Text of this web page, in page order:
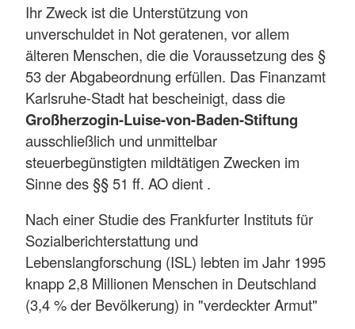
Ihr Zweck ist die Unterstützung von
unverschuldet in Not geratenen, vor allem
älteren Menschen, die die Voraussetzung des §
53 der Abgabeordnung erfüllen. Das Finanzamt
Karlsruhe-Stadt hat bescheinigt, dass die
Großherzogin-Luise-von-Baden-Stiftung
ausschließlich und unmittelbar
steuerbegünstigten mildtätigen Zwecken im
Sinne des §§ 51 ff. AO dient .
Nach einer Studie des Frankfurter Instituts für
Sozialberichterstattung und
Lebenslangforschung (ISL) lebten im Jahr 1995
knapp 2,8 Millionen Menschen in Deutschland
(3,4 % der Bevölkerung) in "verdeckter Armut"